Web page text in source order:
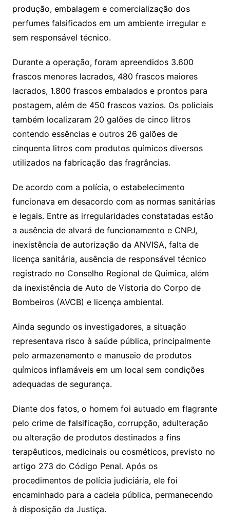
produção, embalagem e comercialização dos
perfumes falsificados em um ambiente irregular e
sem responsável técnico.
Durante a operação, foram apreendidos 3.600
frascos menores lacrados, 480 frascos maiores
lacrados, 1.800 frascos embalados e prontos para
postagem, além de 450 frascos vazios. Os policiais
também localizaram 20 galões de cinco litros
contendo essências e outros 26 galões de
cinquenta litros com produtos químicos diversos
utilizados na fabricação das fragrâncias.
De acordo com a polícia, o estabelecimento
funcionava em desacordo com as normas sanitárias
e legais. Entre as irregularidades constatadas estão
a ausência de alvará de funcionamento e CNPJ,
inexistência de autorização da ANVISA, falta de
licença sanitária, ausência de responsável técnico
registrado no Conselho Regional de Química, além
da inexistência de Auto de Vistoria do Corpo de
Bombeiros (AVCB) e licença ambiental.
Ainda segundo os investigadores, a situação
representava risco à saúde pública, principalmente
pelo armazenamento e manuseio de produtos
químicos inflamáveis em um local sem condições
adequadas de segurança.
Diante dos fatos, o homem foi autuado em flagrante
pelo crime de falsificação, corrupção, adulteração
ou alteração de produtos destinados a fins
terapêuticos, medicinais ou cosméticos, previsto no
artigo 273 do Código Penal. Após os
procedimentos de polícia judiciária, ele foi
encaminhado para a cadeia pública, permanecendo
à disposição da Justiça.